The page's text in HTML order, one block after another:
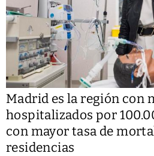
Madrid es la región con
hospitalizados por
con mayor tasa de
residencias